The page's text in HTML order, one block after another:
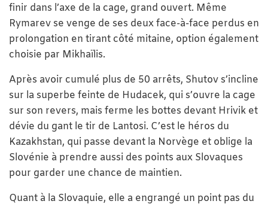
finir dans l’axe de la cage, grand ouvert. Même
Rymarev se venge de ses deux face-à-face perdus en
prolongation en tirant côté mitaine, option également
choisie par Mikhaïlis.
Après avoir cumulé plus de 50 arrêts, Shutov s’incline
sur la superbe feinte de Hudacek, qui s’ouvre la cage
sur son revers, mais ferme les bottes devant Hrivik et
dévie du gant le tir de Lantosi. C’est le héros du
Kazakhstan, qui passe devant la Norvège et oblige la
Slovénie à prendre aussi des points aux Slovaques
pour garder une chance de maintien.
Quant à la Slovaquie, elle a engrangé un point pas du